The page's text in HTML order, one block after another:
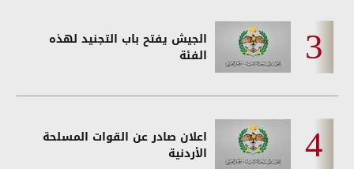
الجيش يفتح باب التجنيد لهذه
الفئة
اعلان صادر عن القوات المسلحة
الأردنية